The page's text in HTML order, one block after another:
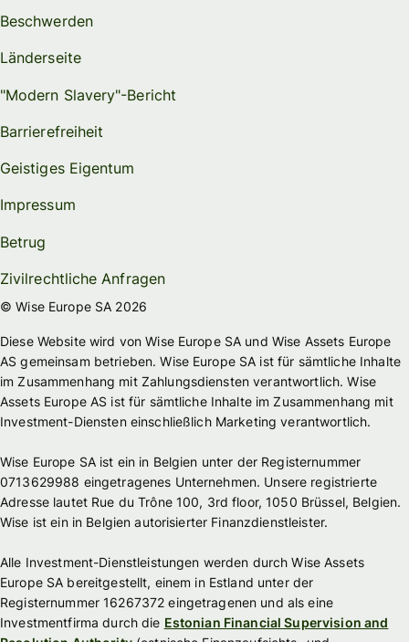
Beschwerden
Länderseite
"Modern Slavery"-Bericht
Barrierefreiheit
Geistiges Eigentum
Impressum
Betrug
Zivilrechtliche Anfragen
© Wise Europe SA 2026
Diese Website wird von Wise Europe SA und Wise Assets Europe
AS gemeinsam betrieben. Wise Europe SA ist für sämtliche Inhalte
im Zusammenhang mit Zahlungsdiensten verantwortlich. Wise
Assets Europe AS ist für sämtliche Inhalte im Zusammenhang mit
Investment-Diensten einschließlich Marketing verantwortlich.
Wise Europe SA ist ein in Belgien unter der Registernummer
0713629988 eingetragenes Unternehmen. Unsere registrierte
Adresse lautet Rue du Trône 100, 3rd floor, 1050 Brüssel, Belgien.
Wise ist ein in Belgien autorisierter Finanzdienstleister.
Alle Investment-Dienstleistungen werden durch Wise Assets
Europe SA bereitgestellt, einem in Estland unter der
Registernummer 16267372 eingetragenen und als eine
Investmentfirma durch die Estonian Financial Supervision and